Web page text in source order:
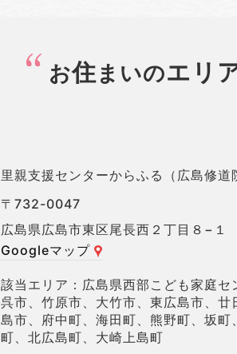
お住まいのエリ
里親支援センターからふる（広島修道
〒732-0047
広島県広島市東区尾長西２丁目８−１
Googleマップ
広島県西部こども家庭セ
呉市、竹原市、大竹市、東広島市、廿
島市、府中町、海田町、熊野町、坂町
町、北広島町、大崎上島町